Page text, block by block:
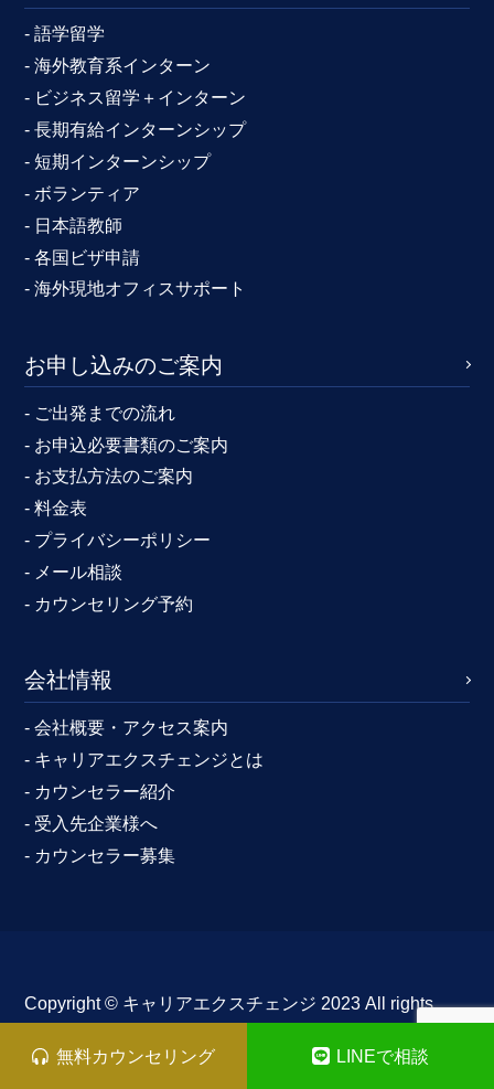
- 語学留学
- 海外教育系インターン
- ビジネス留学＋インターン
- 長期有給インターンシップ
- 短期インターンシップ
- ボランティア
- 日本語教師
- 各国ビザ申請
- 海外現地オフィスサポート
お申し込みのご案内
- ご出発までの流れ
- お申込必要書類のご案内
- お支払方法のご案内
- 料金表
- プライバシーポリシー
- メール相談
- カウンセリング予約
会社情報
- 会社概要・アクセス案内
- キャリアエクスチェンジとは
- カウンセラー紹介
- 受入先企業様へ
- カウンセラー募集
Copyright ©︎ キャリアエクスチェンジ 2023 All rights
株式会社キャリアエクスチェンジ
無料カウンセリング LINEで相談